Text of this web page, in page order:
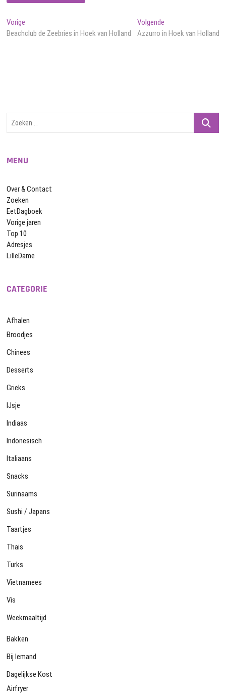
Bericht
navigatie
Vorige
bericht:
Beachclub de Zeebries in Hoek van Holland
VolgendeVolgend
bericht:
Azzurro in Hoek van Holland
Zoeken
MENU
Over & Contact
Zoeken
EetDagboek
Vorige jaren
Top 10
Adresjes
LilleDame
CATEGORIE
Afhalen
Broodjes
Chinees
Desserts
Grieks
IJsje
Indiaas
Indonesisch
Italiaans
Snacks
Surinaams
Sushi / Japans
Taartjes
Thais
Turks
Vietnamees
Vis
Weekmaaltijd
Bakken
Bij Iemand
Dagelijkse Kost
Airfryer